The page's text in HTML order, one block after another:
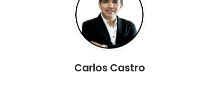
Carlos Castro